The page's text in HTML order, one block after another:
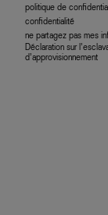
politique de
confidentialité
ne partagez pas mes
Déclaration sur
d’approvisionnement